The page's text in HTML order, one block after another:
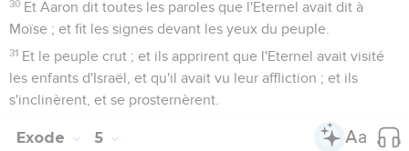
30 Et Aaron dit toutes les paroles que l'Eternel avait dit à
Moïse ; et fit les signes devant les yeux du peuple.
31 Et le peuple crut ; et ils apprirent que l'Eternel avait visité
les enfants d'Israël, et qu'il avait vu leur affliction ; et ils
s'inclinèrent, et se prosternèrent.
Exode 5